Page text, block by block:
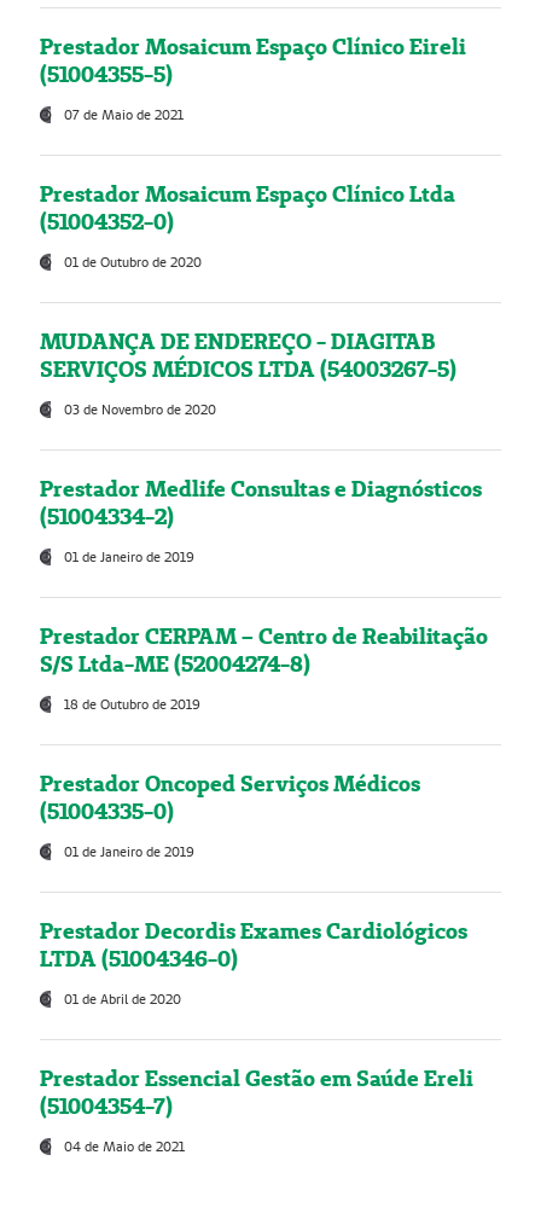
Prestador Mosaicum Espaço Clínico Eireli
(51004355-5)
07 de Maio de 2021
Prestador Mosaicum Espaço Clínico Ltda
(51004352-0)
01 de Outubro de 2020
MUDANÇA DE ENDEREÇO - DIAGITAB
SERVIÇOS MÉDICOS LTDA (54003267-5)
03 de Novembro de 2020
Prestador Medlife Consultas e Diagnósticos
(51004334-2)
01 de Janeiro de 2019
Prestador CERPAM – Centro de Reabilitação
S/S Ltda-ME (52004274-8)
18 de Outubro de 2019
Prestador Oncoped Serviços Médicos
(51004335-0)
01 de Janeiro de 2019
Prestador Decordis Exames Cardiológicos
LTDA (51004346-0)
01 de Abril de 2020
Prestador Essencial Gestão em Saúde Ereli
(51004354-7)
04 de Maio de 2021